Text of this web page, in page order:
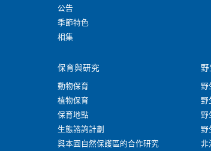
公告
季節特色
相集
保育與研究
動物保育
植物保育
保育地點
生態諮詢計劃
與本園自然保護區的合作研究
野
野
野
野
非